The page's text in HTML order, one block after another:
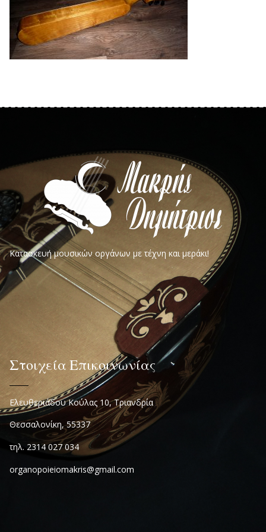
Κατασκευή μουσικών οργάνων με τέχνη και μεράκι!
Στοιχεία Επικοινωνίας
Ελευθεριάδου Κούλας 10, Τριανδρία
Θεσσαλονίκη, 55337
τηλ. 2314 027 034
organopoieiomakris@gmail.com